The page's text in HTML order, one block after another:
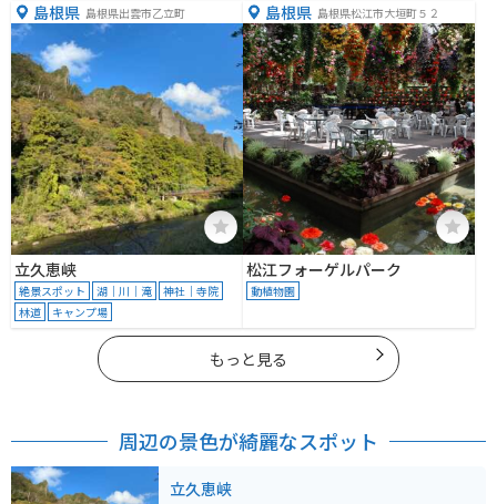
島根県 島根県出雲市乙立町
立久恵峡
絶景スポット 湖｜川｜滝
神社｜寺院
林道
キャンプ場
島根県 島根県松江市大垣町５２
松江フォーゲルパーク
動植物園
もっと見る
周辺の景色が綺麗なスポット
立久恵峡